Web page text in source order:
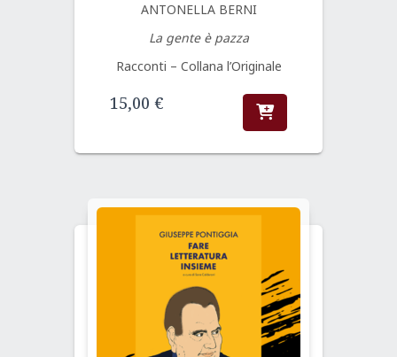
ANTONELLA BERNI
La gente è pazza
Racconti – Collana l’Originale
15,00 €